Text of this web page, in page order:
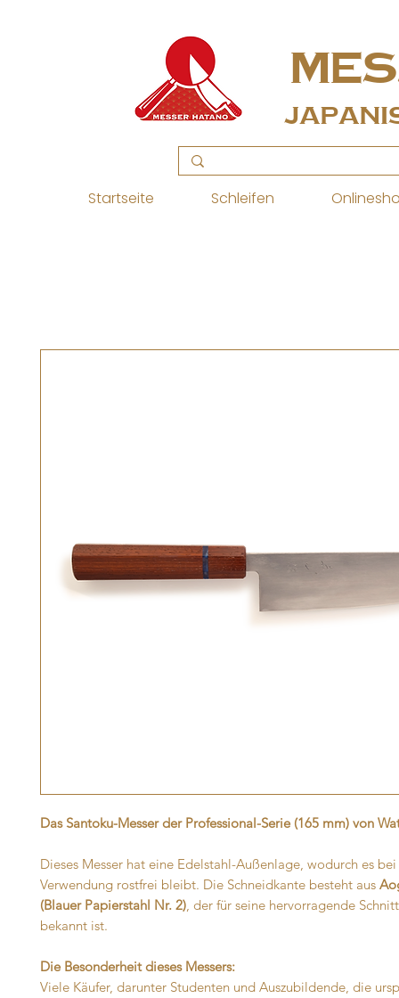
Startseite Schleifen
Das Santoku-Messer der Professional-Serie (165 mm) von
Dieses Messer hat eine Edelstahl-Außenlage, wodurch es
Verwendung rostfrei bleibt. Die Schneidkante besteht aus
(Blauer Papierstahl Nr. 2), der für seine hervorragende
bekannt ist.
Die Besonderheit dieses Messers:
Viele Käufer, darunter Studenten und Auszubildende, die